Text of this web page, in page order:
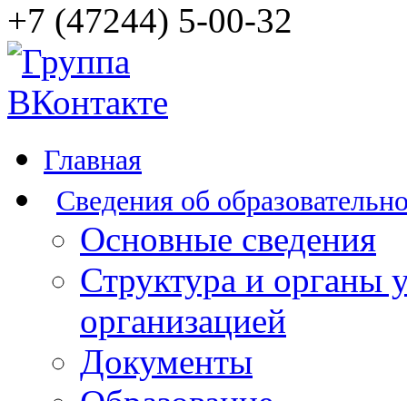
+7 (47244) 5-00-32
Главная
Сведения об
Основные сведения
Структура и органы
организацией
Документы